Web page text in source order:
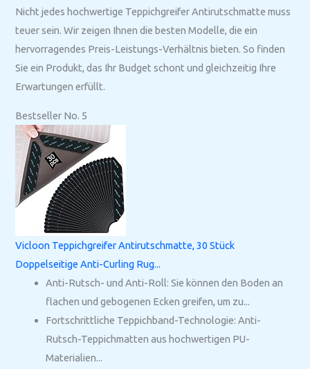
Nicht jedes hochwertige Teppichgreifer Antirutschmatte muss
teuer sein. Wir zeigen Ihnen die besten Modelle, die ein
hervorragendes Preis-Leistungs-Verhältnis bieten. So finden
Sie ein Produkt, das Ihr Budget schont und gleichzeitig Ihre
Erwartungen erfüllt.
Bestseller No. 5
Vicloon Teppichgreifer Antirutschmatte, 30 Stück
Doppelseitige Anti-Curling Rug...
Anti-Rutsch- und Anti-Roll: Sie können den Boden an
flachen und gebogenen Ecken greifen, um zu...
Fortschrittliche Teppichband-Technologie: Anti-
Rutsch-Teppichmatten aus hochwertigen PU-
Materialien...